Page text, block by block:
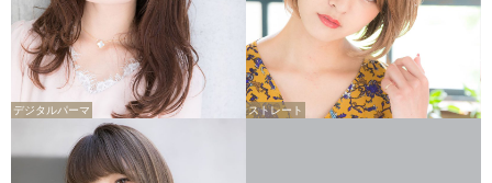
デジタルパーマ ストレート